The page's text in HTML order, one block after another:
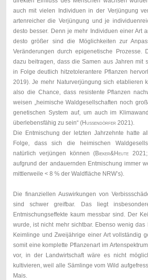
auch mit vielen Individuen in der Verjüngung
artenreicher die Verjüngung und je
desto besser. Denn je mehr Individuen einer Art
desto größer sind die Möglichkeiten zur
Veränderungen durch epigenetische Prozesse.
dazu beitragen, dass die Samen aus Jahren mit
in Folge deutlich hitzetolerantere Pflanzen
2019). Je mehr Naturverjüngung sich etablieren
also die Chance, dass resistente Pflanzen
weisen „heimische Waldgesellschaften noch
genetischen System auf, um auch im
überlebensfähig zu sein“ (Hussendörfer 2021 ).
Die Entmischung der letzten Jahrzehnte hatte
Folge, dass sich die heimischen
natürlich verjüngen können (Bieker&Heute
aufgrund der andauernden Entmischung immer
mittlerweile < 8 % der Waldfläche NRW’s).
Die finanziellen Auswirkungen von
sind schwer greifbar. Das liegt
Entmischungseffekte kaum messbar sind. Der
wurde, ist nicht mehr sichtbar. Ebenso wenig das
Keimlinge und Zweijährige einer Art vollständig
somit eine komplette Pflanzenart im
vor, in der Landwirtschaft wäre es nicht
kultivieren, weil alle Sämlinge vom Wild
Mais.